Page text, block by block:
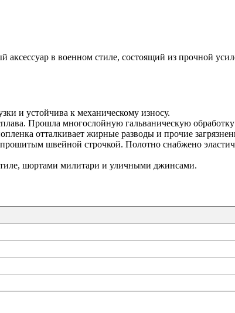
в военном стиле, состоящий из прочной
и устойчива к механическому износу.
Прошла многослойную гальваническую
отталкивает жирные разводы и прочие
швейной строчкой. Полотно снабжено
шортами милитари и уличными джинсами.